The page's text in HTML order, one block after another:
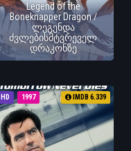
Legend of the
Boneknapper Dragon /
ლეგენდა
ძვლებისმტვრეველ
დრაკონზე
HD 1997 IMDB 6.339